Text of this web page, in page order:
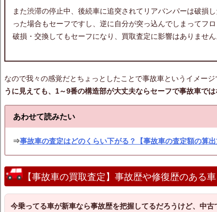
また渋滞の停止中、後続車に追突されてリアバンパーは破損
った場合もセーフですし、逆に自分が突っ込んでしまってフ
破損・交換してもセーフになり、買取査定に影響はありませ
なので我々の感覚だとちょっとしたことで事故車というイメージ
うに見えても、1～9番の構造部が大丈夫ならセーフで事故車で
あわせて読みたい
⇒事故車の査定はどのくらい下がる？【事故車の査定額の算
【事故車の買取査定】事故歴や修復歴のある
今乗ってる車が新車なら事故歴を把握してるだろうけど、中古